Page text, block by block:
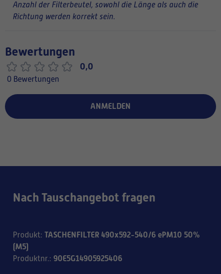
Anzahl der Filterbeutel, sowohl die Länge als auch die
Richtung werden korrekt sein.
Bewertungen
0,0
0 Bewertungen
ANMELDEN
Nach Tauschangebot fragen
Produkt: TASCHENFILTER 490x592-540/6 ePM10 50%
(M5)
Produktnr.: 90E5G14905925406